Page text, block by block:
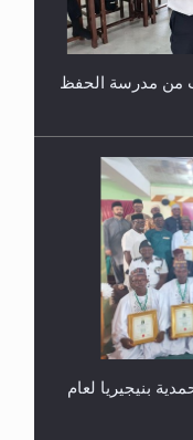
من مدرسة الحفظ
بنيجيريا لعام